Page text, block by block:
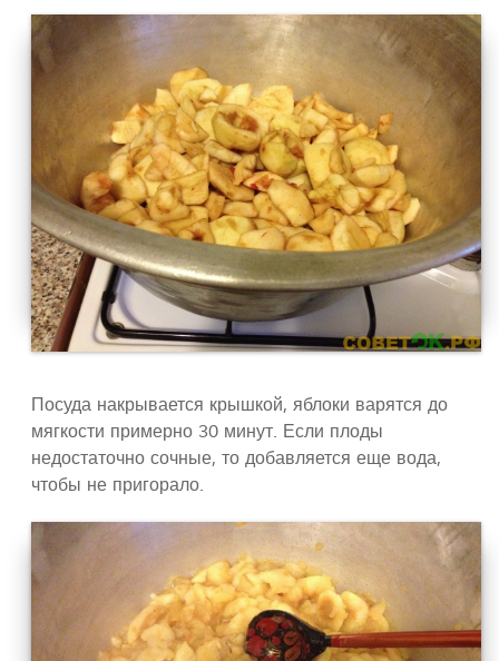
Посуда накрывается крышкой, яблоки варятся до
мягкости примерно 30 минут. Если плоды
недостаточно сочные, то добавляется еще вода,
чтобы не пригорало.